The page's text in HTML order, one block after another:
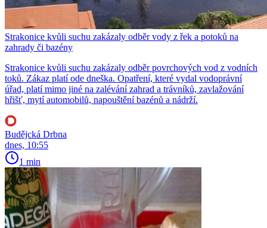
Strakonice kvůli suchu zakázaly odběr vody z řek a potoků na
zahrady či bazény
Strakonice kvůli suchu zakázaly odběr povrchových vod z vodních
toků. Zákaz platí ode dneška. Opatření, které vydal vodoprávní
úřad, platí mimo jiné na zalévání zahrad a trávníků, zavlažování
hřišť, mytí automobilů, napouštění bazénů a nádrží.
Budějcká Drbna
dnes, 10:55
1 min